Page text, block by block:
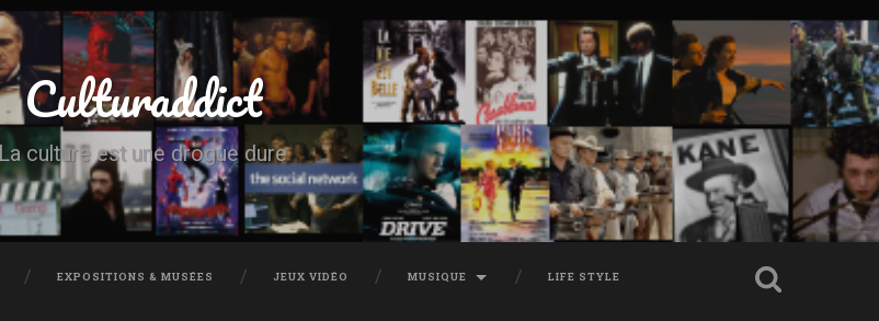
Culturaddict
La culture est une drogue dure
EXPOSITIONS & MUSÉES JEUX VIDÉO MUSIQUE LIFE STYLE